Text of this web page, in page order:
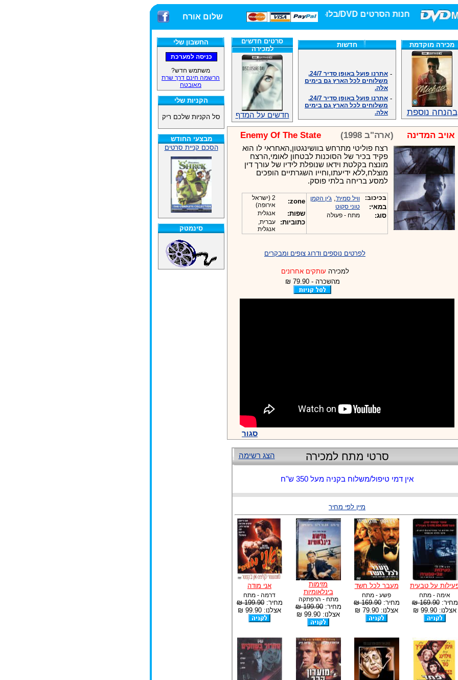
חנות הסרטים DVD/בלו-ריי/3D הגדולה ביותר! שלום אורח
החשבון שלי
משתמש חדש?
הרשמה חינם דרך שרת
מאובטח
הקניות שלי
סל הקניות שלכם ריק
מבצעי החודש
הסכם קניית סרטים
סינמטק
מכירה מוקדמת
בהנחה נוספת
חדשות
משלוחים לכל הארץ גם בימים
אלה.
משלוחים לכל הארץ גם בימים
אלה.
אנחנו כאן לכול שאלה וזמינים
במענה הטלפוני שלנו.ובמייל
.האתר לרשותכם פעיל 24/7
-מענה טלפוני: 09-7652392
צוות דיוידי מאסטר ישיר.
זמינים במייל ובטלפון. האתר
לרשותכם פעיל 24/7
צוות דיוידי מאסטר ישיר.
במענה הטלפוני שלנו.ובמייל
.האתר לרשותכם 24/7
מענה טלפוני: 09-7652392
סרטים חדשים
למכירה
חדשים על המדף
אויב המדינה (ארה"ב 1998) Enemy Of The State
רצח פוליטי מתרחש בוושינגטון,האחראי לו הוא
פקיד בכיר של הסוכנות לבטחון לאומי,הרצח
מונצח בקלטת וידאו שנופלת לידיו של עורך דין
מוצלח,ללא ידיעתו,וחייו השגרתיים הופכים
למסע בריחה בלתי פוסק.
בכיכוב: וויל סמית', ג'ין הקמן
במאי: טוני סקוט
סוג: מתח - פעולה
zone:
2 (ישראל
אירופה)
שפות: אנגלית
כתוביות:
עברית,
אנגלית
לפרטים נוספים ודרוג צופים ומבקרים
למכירה עותקים אחרונים
מהשכרה - 79.90 ₪
סגור
הצג רשימה סרטי מתח למכירה
אין דמי טיפול/משלוח בקניה מעל 350 ש"ח
מיין לפי מחיר
על טבעית
אימה - מתח
מחיר:169.90 ₪
אצלנו: 99.90 ₪
מעבר לכל חשד
פשע - מתח
מחיר:169.90 ₪
אצלנו: 79.90 ₪
מזימות
בינלאומיות
מתח - הרפתקה
מחיר:199.90 ₪
אצלנו: 99.90 ₪
אני מודה
דרמה - מתח
מחיר:199.90 ₪
אצלנו: 99.90 ₪